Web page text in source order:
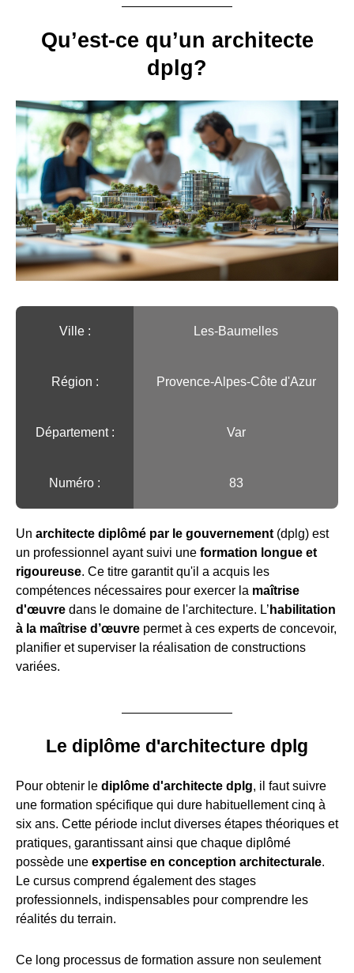
Qu’est-ce qu’un architecte
dplg?
Ville :️ Les-Baumelles
Région :️ Provence-Alpes-Côte d'Azur
Département : Var
Numéro : 83
Un architecte diplômé par le gouvernement (dplg) est
un professionnel ayant suivi une formation longue et
rigoureuse. Ce titre garantit qu'il a acquis les
compétences nécessaires pour exercer la maîtrise
d'œuvre dans le domaine de l'architecture. L’ habilitation
à la maîtrise d’œuvre permet à ces experts de concevoir,
planifier et superviser la réalisation de constructions
variées.
Le diplôme d'architecture dplg
Pour obtenir le diplôme d'architecte dplg, il faut suivre
une formation spécifique qui dure habituellement cinq à
six ans. Cette période inclut diverses étapes théoriques et
pratiques, garantissant ainsi que chaque diplômé
possède une expertise en conception architecturale.
Le cursus comprend également des stages
professionnels, indispensables pour comprendre les
réalités du terrain.
Ce long processus de formation assure non seulement